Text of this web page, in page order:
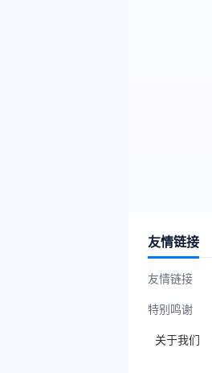
友情链接
友情链接
特别鸣谢
关于我们